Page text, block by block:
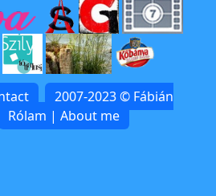
2007-2023 © Fábián
Rólam | About me